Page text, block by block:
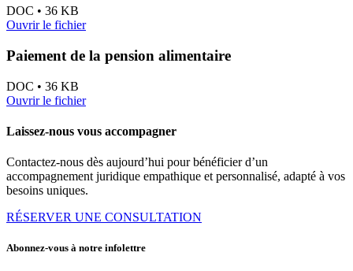
DOC • 36 KB
Ouvrir le fichier
Paiement de la pension alimentaire
DOC • 36 KB
Ouvrir le fichier
Laissez-nous vous accompagner
Contactez-nous dès aujourd’hui pour bénéficier d’un
accompagnement juridique empathique et personnalisé, adapté à vos
besoins uniques.
RÉSERVER UNE CONSULTATION
Abonnez-vous à notre infolettre